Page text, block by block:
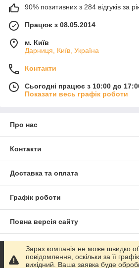
90% позитивних з 284 відгуків за
Працює з 08.05.2014
м. Київ
Дарниця, Київ, Україна
Контакти
Сьогодні працює з 10:00 до
Показати весь графік роботи
Про нас
Контакти
Доставка та оплата
Графік роботи
Повна версія сайту
Сайт створено на маркетплейсі
Зараз компанія не може швидко
повідомлення, оскільки за її
вихідний. Ваша заявка буде